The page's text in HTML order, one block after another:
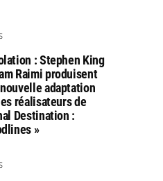
: Stephen King
Raimi produisent
adaptation
réalisateurs de
Destination :
»